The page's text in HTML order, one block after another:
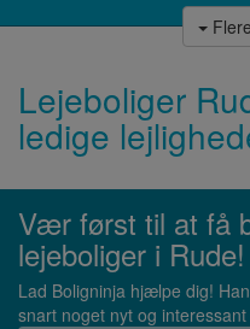
Lejeboliger
ledige
Vær først til at få
lejeboliger i Rude!
Lad Boligninja hjælpe dig!
snart noget nyt og